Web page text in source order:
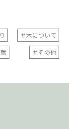
＃木について
＃その他